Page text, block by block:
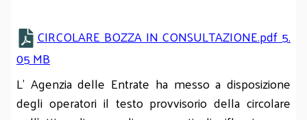
CIRCOLARE BOZZA IN CONSULTAZIONE.pdf5.
05 MB
L’ Agenzia delle Entrate ha messo a disposizione
degli operatori il testo provvisorio della circolare